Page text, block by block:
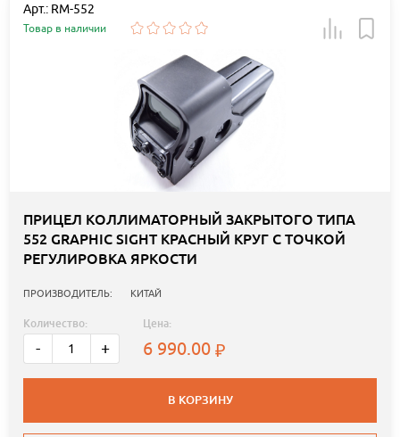
Арт.: RM-552
Товар в наличии
ПРИЦЕЛ КОЛЛИМАТОРНЫЙ ЗАКРЫТОГО ТИПА
552 GRAPHIC SIGHT КРАСНЫЙ КРУГ С ТОЧКОЙ
РЕГУЛИРОВКА ЯРКОСТИ
ПРОИЗВОДИТЕЛЬ: КИТАЙ
Количество:
- +
Цена:
6 990.00
В КОРЗИНУ